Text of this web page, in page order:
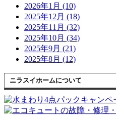
2026年1月 (10)
2025年12月 (18)
2025年11月 (32)
2025年10月 (34)
2025年9月 (21)
2025年8月 (12)
ニラスイホームについて